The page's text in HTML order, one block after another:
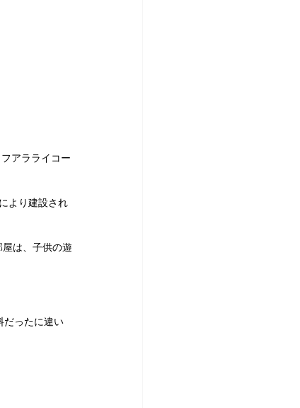
アラライコー
より建設され
は、子供の遊
だったに違い